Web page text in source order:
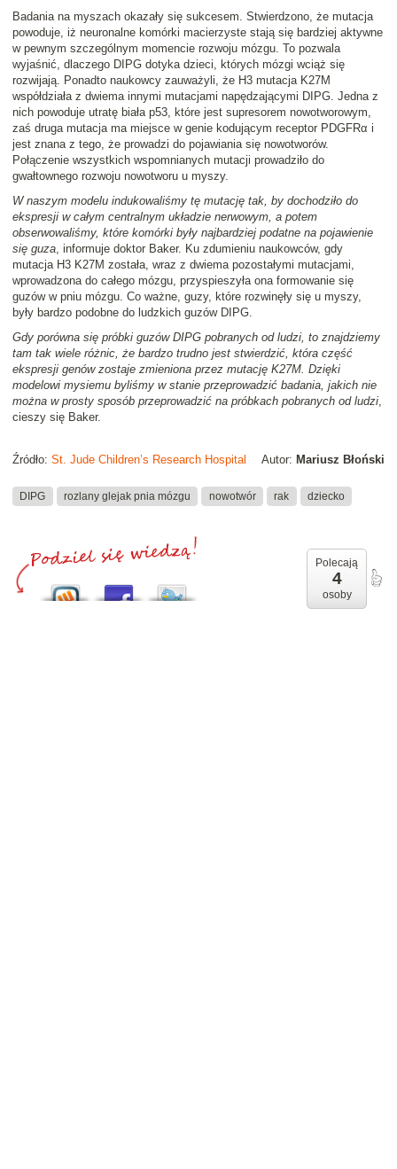
Badania na myszach okazały się sukcesem. Stwierdzono, że mutacja
powoduje, iż neuronalne komórki macierzyste stają się bardziej aktywne
w pewnym szczególnym momencie rozwoju mózgu. To pozwala
wyjaśnić, dlaczego DIPG dotyka dzieci, których mózgi wciąż się
rozwijają. Ponadto naukowcy zauważyli, że H3 mutacja K27M
współdziała z dwiema innymi mutacjami napędzającymi DIPG. Jedna z
nich powoduje utratę biała p53, które jest supresorem nowotworowym,
zaś druga mutacja ma miejsce w genie kodującym receptor PDGFRα i
jest znana z tego, że prowadzi do pojawiania się nowotworów.
Połączenie wszystkich wspomnianych mutacji prowadziło do
gwałtownego rozwoju nowotworu u myszy.
W naszym modelu indukowaliśmy tę mutację tak, by dochodziło do
ekspresji w całym centralnym układzie nerwowym, a potem
obserwowaliśmy, które komórki były najbardziej podatne na pojawienie
się guza, informuje doktor Baker. Ku zdumieniu naukowców, gdy
mutacja H3 K27M została, wraz z dwiema pozostałymi mutacjami,
wprowadzona do całego mózgu, przyspieszyła ona formowanie się
guzów w pniu mózgu. Co ważne, guzy, które rozwinęły się u myszy,
były bardzo podobne do ludzkich guzów DIPG.
Gdy porówna się próbki guzów DIPG pobranych od ludzi, to znajdziemy
tam tak wiele różnic, że bardzo trudno jest stwierdzić, która część
ekspresji genów zostaje zmieniona przez mutację K27M. Dzięki
modelowi mysiemu byliśmy w stanie przeprowadzić badania, jakich nie
można w prosty sposób przeprowadzić na próbkach pobranych od ludzi,
cieszy się Baker.
Autor: Mariusz Błoński
Źródło: St. Jude Children’s Research Hospital
DIPG rozlany glejak pnia mózgu nowotwór rak dziecko
Polecają
4
osoby